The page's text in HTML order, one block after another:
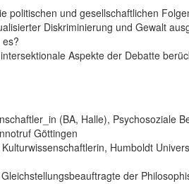
politischen und gesellschaftlichen
Diskriminierung und Gewalt
Aspekte der Debatte
(BA, Halle), Psychosoziale
Göttingen
Humboldt
der